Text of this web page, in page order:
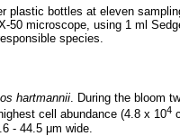
plastic bottles at eleven
50 microscope, using 1 ml
species.
hartmannii. During the bloom
cell abundance (4.8 x 104
- 44.5 μm wide.